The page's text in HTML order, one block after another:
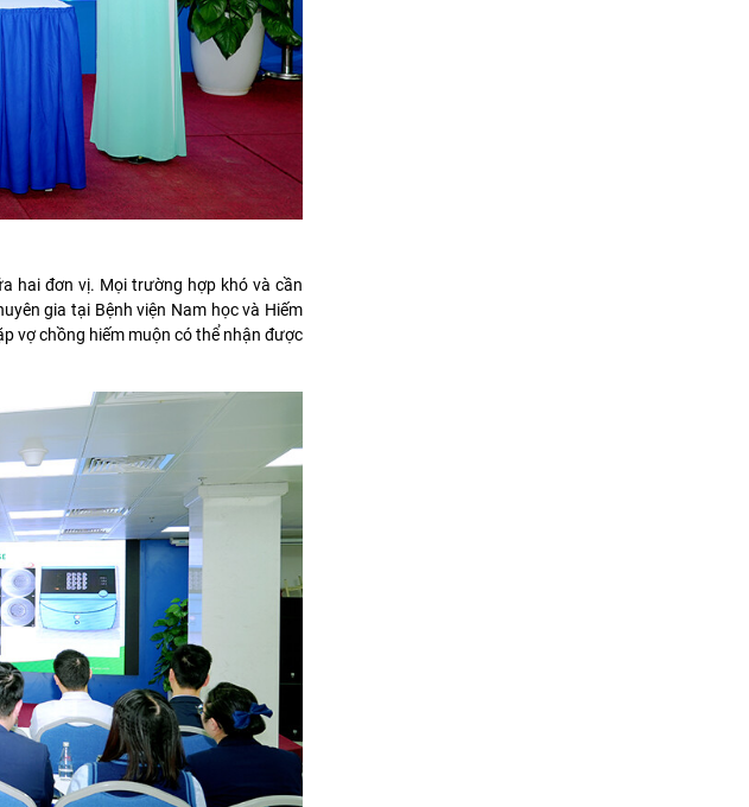
hai đơn vị. Mọi trường hợp khó và cần
gia tại Bệnh viện Nam học và Hiếm
vợ chồng hiếm muộn có thể nhận được